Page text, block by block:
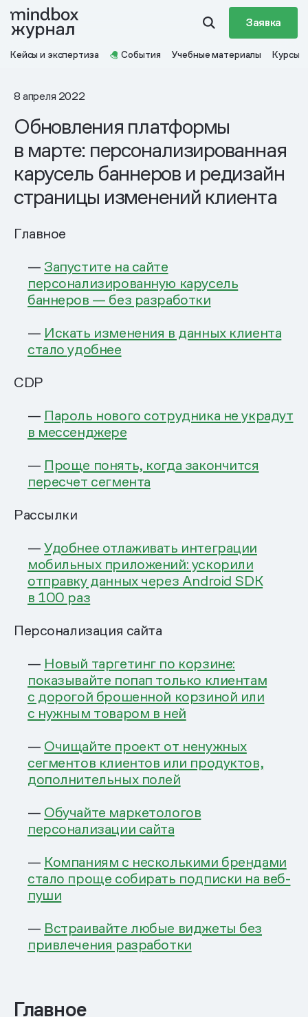
Заявка
Кейсы и экспертиза События Учебные материалы Курсы
8 апреля 2022
Обновления платформы
в марте: персонализированная
карусель баннеров и редизайн
страницы изменений клиента
Главное
— Запустите на сайте
персонализированную карусель
баннеров — без разработки
— Искать изменения в данных клиента
стало удобнее
CDP
— Пароль нового сотрудника не украдут
в мессенджере
— Проще понять, когда закончится
пересчет сегмента
Рассылки
—Удобнее отлаживать интеграции
мобильных приложений: ускорили
отправку данных через Android SDK
в 100 раз
Персонализация сайта
— Новый таргетинг по корзине:
показывайте попап только клиентам
с дорогой брошенной корзиной или
с нужным товаром в ней
— Очищайте проект от ненужных
сегментов клиентов или продуктов,
дополнительных полей
— Обучайте маркетологов
персонализации сайта
— Компаниям с несколькими брендами
стало проще собирать подписки на веб-
пуши
— Встраивайте любые виджеты без
привлечения разработки
Главное